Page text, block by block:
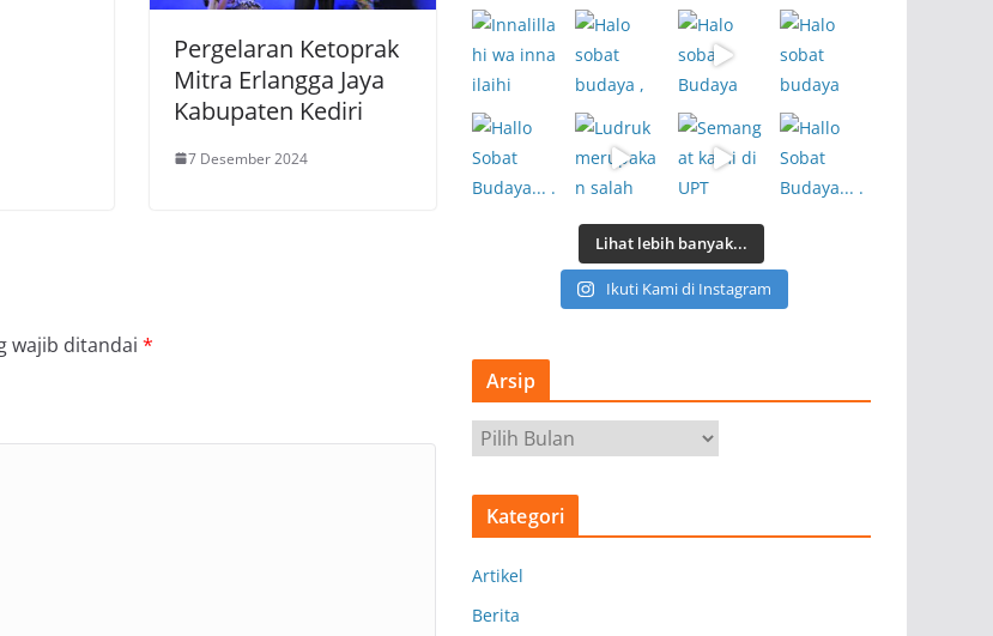
Pergelaran Ketoprak
Mitra Erlangga Jaya
Kabupaten Kediri
7 Desember 2024
wajib ditandai *
Lihat lebih banyak...
Ikuti Kami di Instagram
Arsip
r
s
Kategori
Artikel
Berita